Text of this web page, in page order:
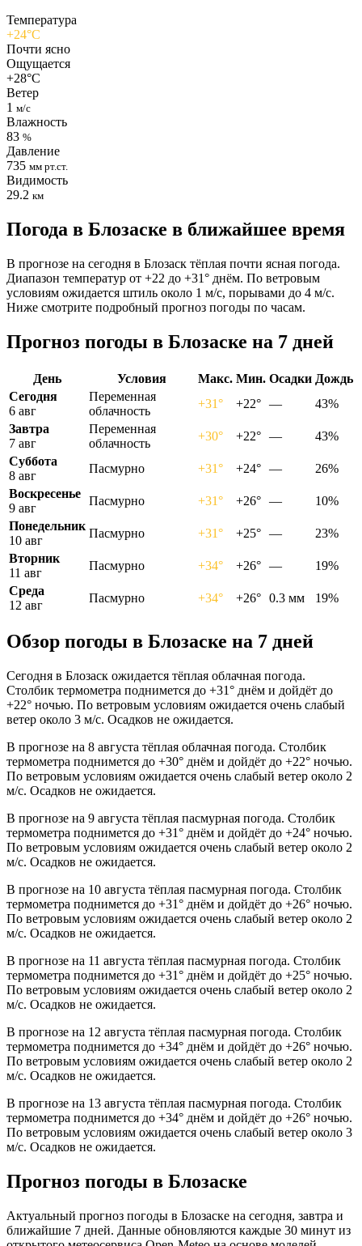
Температура
+24°C
Почти ясно
Ощущается
+28°C
Ветер
1 м/с
Влажность
83 %
Давление
735 мм рт.ст.
Видимость
29.2 км
Погода в Блозаске в ближайшее время
В прогнозе на сегодня в Блозаск тёплая почти ясная погода.
Диапазон температур от +22 до +31° днём. По ветровым
условиям ожидается штиль около 1 м/с, порывами до 4 м/с.
Ниже смотрите подробный прогноз погоды по часам.
Прогноз погоды в Блозаске на 7 дней
День Условия Макс. Мин. Осадки Дождь
Сегодня
6 авг
Переменная
облачность
+31° +22° —
43%
Завтра
7 авг
Переменная
облачность
+30° +22° —
43%
Суббота
8 авг
Пасмурно +31° +24° —
26%
Воскресенье
9 авг
Пасмурно +31° +26° —
10%
Понедельник
10 авг
Пасмурно +31° +25° —
23%
Вторник
11 авг
Пасмурно +34° +26° —
19%
Среда
12 авг
Пасмурно +34° +26° 0.3 мм 19%
Обзор погоды в Блозаске на 7 дней
Сегодня в Блозаск ожидается тёплая облачная погода.
Столбик термометра поднимется до +31° днём и дойдёт до
+22° ночью. По ветровым условиям ожидается очень слабый
ветер около 3 м/с. Осадков не ожидается.
В прогнозе на 8 августа тёплая облачная погода. Столбик
термометра поднимется до +30° днём и дойдёт до +22° ночью.
По ветровым условиям ожидается очень слабый ветер около 2
м/с. Осадков не ожидается.
В прогнозе на 9 августа тёплая пасмурная погода. Столбик
термометра поднимется до +31° днём и дойдёт до +24° ночью.
По ветровым условиям ожидается очень слабый ветер около 2
м/с. Осадков не ожидается.
В прогнозе на 10 августа тёплая пасмурная погода. Столбик
термометра поднимется до +31° днём и дойдёт до +26° ночью.
По ветровым условиям ожидается очень слабый ветер около 2
м/с. Осадков не ожидается.
В прогнозе на 11 августа тёплая пасмурная погода. Столбик
термометра поднимется до +31° днём и дойдёт до +25° ночью.
По ветровым условиям ожидается очень слабый ветер около 2
м/с. Осадков не ожидается.
В прогнозе на 12 августа тёплая пасмурная погода. Столбик
термометра поднимется до +34° днём и дойдёт до +26° ночью.
По ветровым условиям ожидается очень слабый ветер около 2
м/с. Осадков не ожидается.
В прогнозе на 13 августа тёплая пасмурная погода. Столбик
термометра поднимется до +34° днём и дойдёт до +26° ночью.
По ветровым условиям ожидается очень слабый ветер около 3
м/с. Осадков не ожидается.
Прогноз погоды в Блозаске
Актуальный прогноз погоды в Блозаске на сегодня, завтра и
ближайшие 7 дней. Данные обновляются каждые 30 минут из